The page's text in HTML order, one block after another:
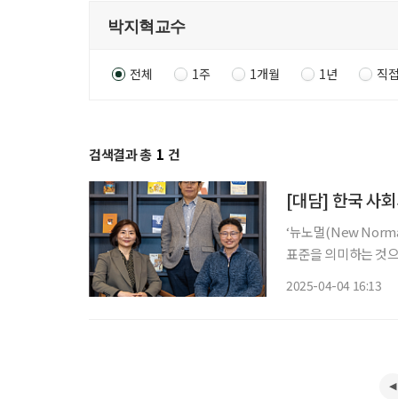
전체 1주 1개월 1년 직
검색결과 총 1 건
[대담] 한국 사
‘뉴노멀(New
표준을 의미하는 것
2025-04-04 16:13